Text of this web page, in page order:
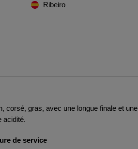
Ribeiro
corsé, gras, avec une longue finale et une
acidité.
de service